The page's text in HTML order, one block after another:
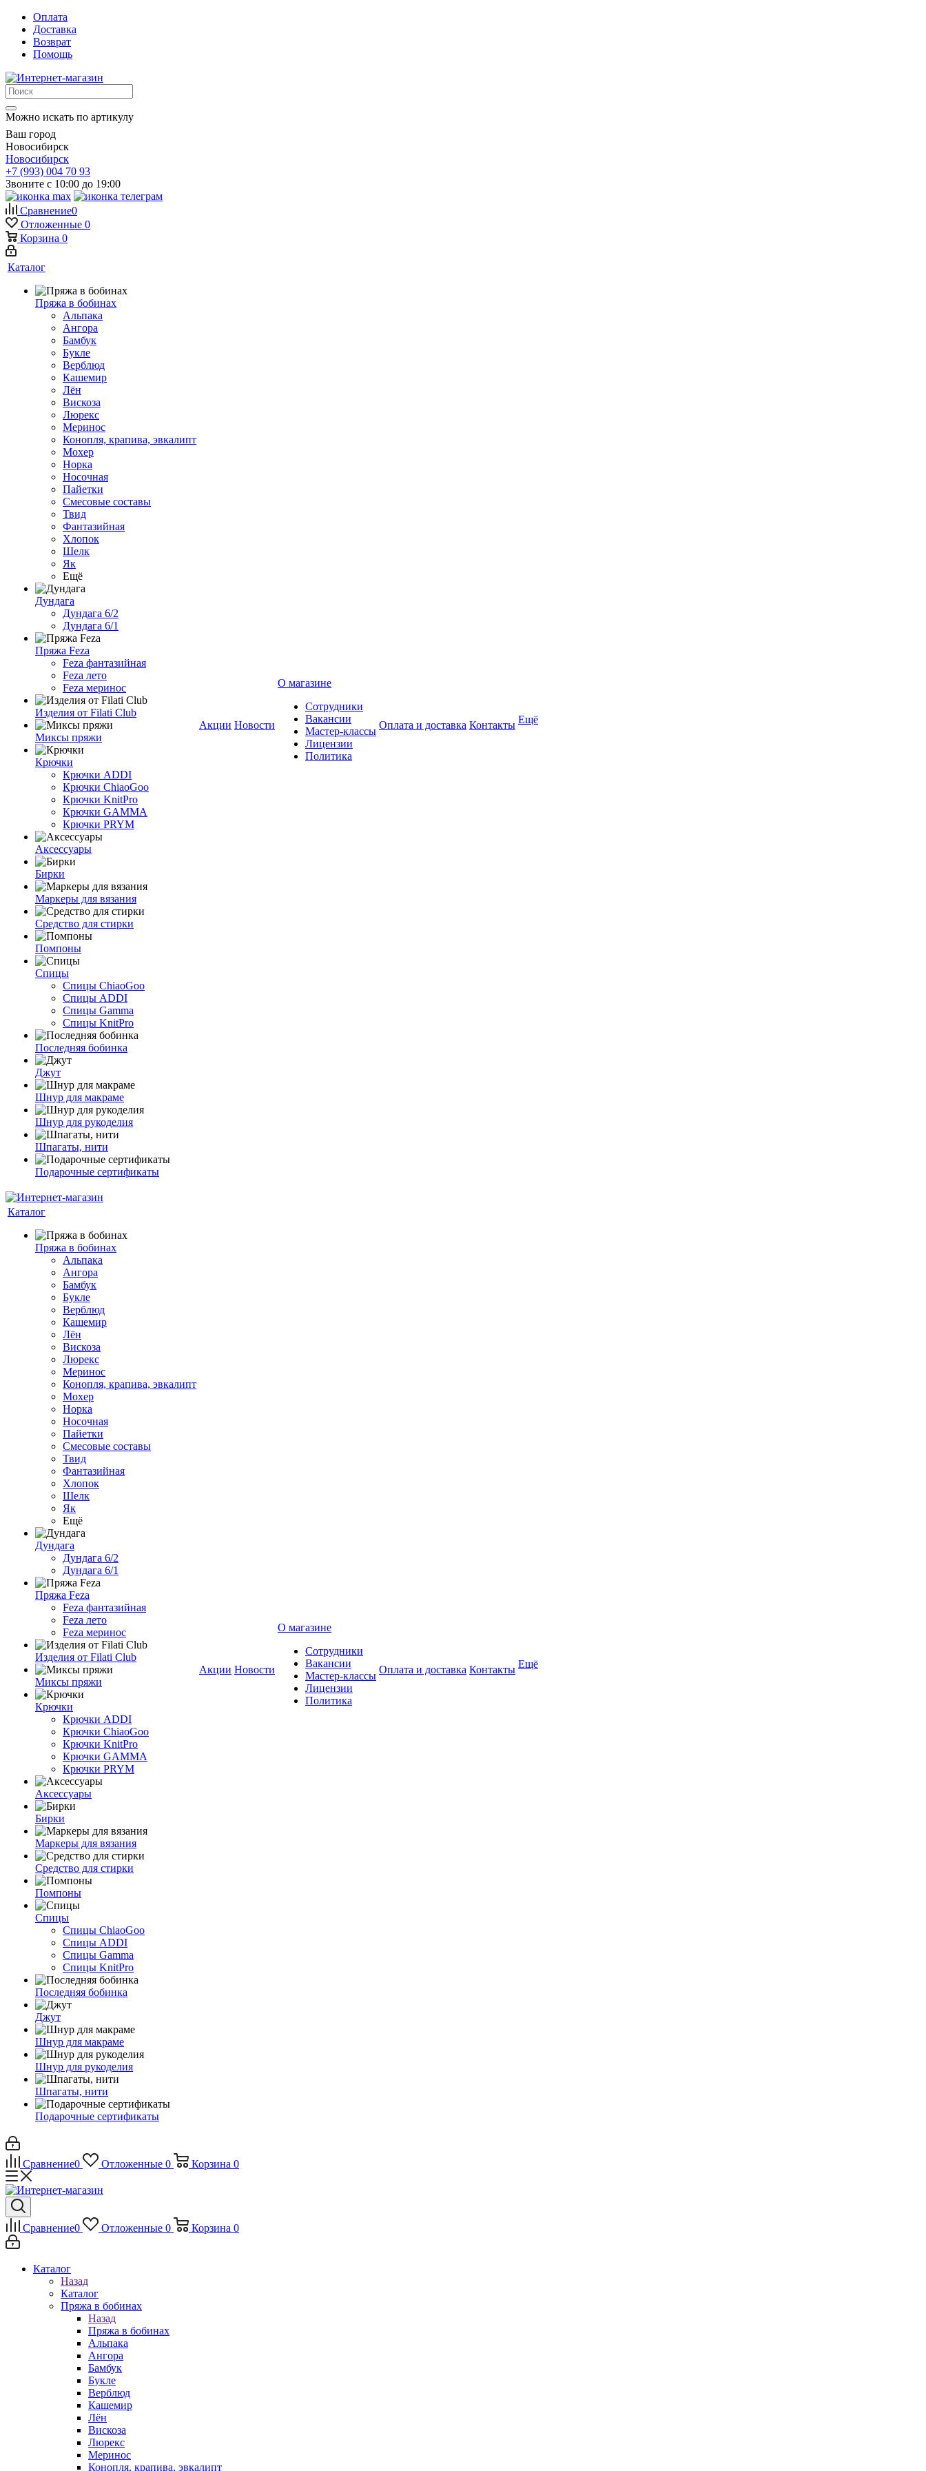
Оплата
Доставка
Возврат
Помощь
Можно искать по артикулу
Ваш город
Новосибирск
Новосибирск
+7 (993) 004 70 93
Звоните с 10:00 до 19:00
Сравнение0
Отложенные 0
Корзина 0
Каталог
Пряжа в бобинах
Альпака
Ангора
Бамбук
Букле
Верблюд
Кашемир
Лён
Вискоза
Люрекс
Меринос
Конопля, крапива, эвкалипт
Мохер
Норка
Носочная
Пайетки
Смесовые составы
Твид
Фантазийная
Хлопок
Шелк
Як
Ещё
Дундага
Дундага 6/2
Дундага 6/1
Пряжа Feza
Feza фантазийная
Feza лето
Feza меринос
Изделия от Filati Club
Миксы пряжи
Крючки
Крючки ADDI
Крючки ChiaoGoo
Крючки KnitPro
Крючки GAMMA
Крючки PRYM
Аксессуары
Бирки
Маркеры для вязания
Средство для стирки
Помпоны
Спицы
Спицы ChiaoGoo
Спицы ADDI
Спицы Gamma
Спицы KnitPro
Последняя бобинка
Джут
Шнур для макраме
Шнур для рукоделия
Шпагаты, нити
Подарочные сертификаты
Акции Новости
О магазине
Сотрудники
Вакансии
Мастер-классы
Лицензии
Политика
Оплата и доставка Контакты Ещё
Каталог
Пряжа в бобинах
Альпака
Ангора
Бамбук
Букле
Верблюд
Кашемир
Лён
Вискоза
Люрекс
Меринос
Конопля, крапива, эвкалипт
Мохер
Норка
Носочная
Пайетки
Смесовые составы
Твид
Фантазийная
Хлопок
Шелк
Як
Ещё
Дундага
Дундага 6/2
Дундага 6/1
Пряжа Feza
Feza фантазийная
Feza лето
Feza меринос
Изделия от Filati Club
Миксы пряжи
Крючки
Крючки ADDI
Крючки ChiaoGoo
Крючки KnitPro
Крючки GAMMA
Крючки PRYM
Аксессуары
Бирки
Маркеры для вязания
Средство для стирки
Помпоны
Спицы
Спицы ChiaoGoo
Спицы ADDI
Спицы Gamma
Спицы KnitPro
Последняя бобинка
Джут
Шнур для макраме
Шнур для рукоделия
Шпагаты, нити
Подарочные сертификаты
Акции Новости
О магазине
Сотрудники
Вакансии
Мастер-классы
Лицензии
Политика
Оплата и доставка Контакты Ещё
Сравнение0 Отложенные 0 Корзина 0
Сравнение0 Отложенные 0 Корзина 0
Каталог
Назад
Каталог
Пряжа в бобинах
Назад
Пряжа в бобинах
Альпака
Ангора
Бамбук
Букле
Верблюд
Кашемир
Лён
Вискоза
Люрекс
Меринос
Конопля, крапива, эвкалипт